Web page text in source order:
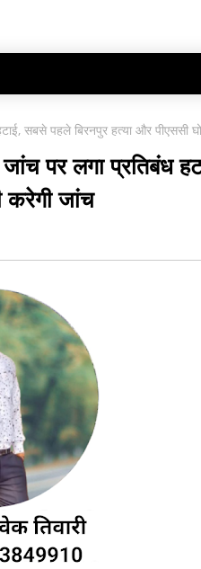
सबसे पहले बिरनपुर हत्या और पीएससी
पर लगा प्रतिबंध
करेगी जांच